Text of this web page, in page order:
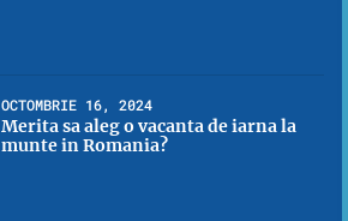
OCTOMBRIE 16, 2024
Merita sa aleg o vacanta de iarna la
munte in Romania?